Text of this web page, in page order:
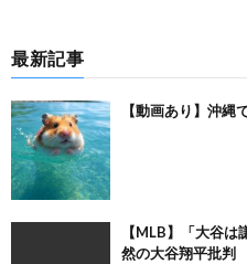
最新記事
【動画あり】沖
【MLB】「大谷
然の大谷翔平批判